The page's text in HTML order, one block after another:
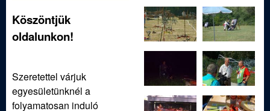
s
Köszöntjük
oldalunkon!
Szeretettel várjuk
egyesületünknél a
folyamatosan induló